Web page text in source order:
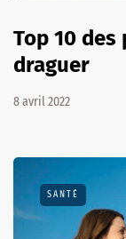
Top 10
draguer
8 avril 2022
SANTÉ